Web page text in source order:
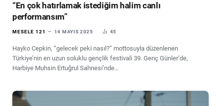
“En çok hatırlamak istediğim halim canlı
performansım”
MESELE 121 14 MAYIS 2025 45
Hayko Cepkin, “gelecek peki nasıl?” mottosuyla düzenlenen
Türkiye’nin en uzun soluklu gençlik festivali 39. Genç Günler’de,
Harbiye Muhsin Ertuğrul Sahnesi’nde…